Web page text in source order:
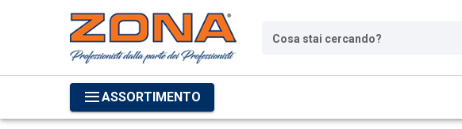
Cosa stai cercando?
ASSORTIMENTO